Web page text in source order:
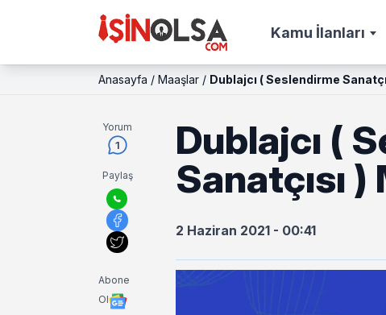
Kamu İlanları
Anasayfa / Maaşlar / Dublajcı ( Seslendirme
Yorum
1
Paylaş
Abone
Ol
Dublajcı (
Sanatçısı
2 Haziran 2021 - 00:41